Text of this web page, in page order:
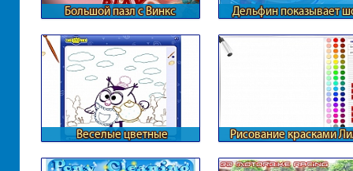
Большой пазл с Винкс Дельфин показывает
Веселые цветные
Рисование красками